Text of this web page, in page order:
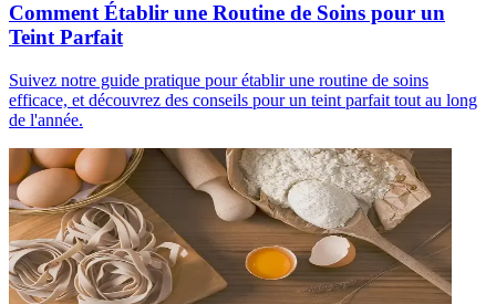
Comment Établir une Routine de Soins pour un
Teint Parfait
Suivez notre guide pratique pour établir une routine de soins
efficace, et découvrez des conseils pour un teint parfait tout au long
de l'année.